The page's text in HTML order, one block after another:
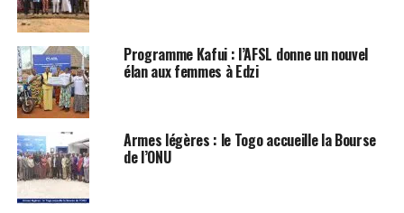
Programme Kafui : l’AFSL donne un nouvel
élan aux femmes à Edzi
Armes légères : le Togo accueille la Bourse
de l’ONU